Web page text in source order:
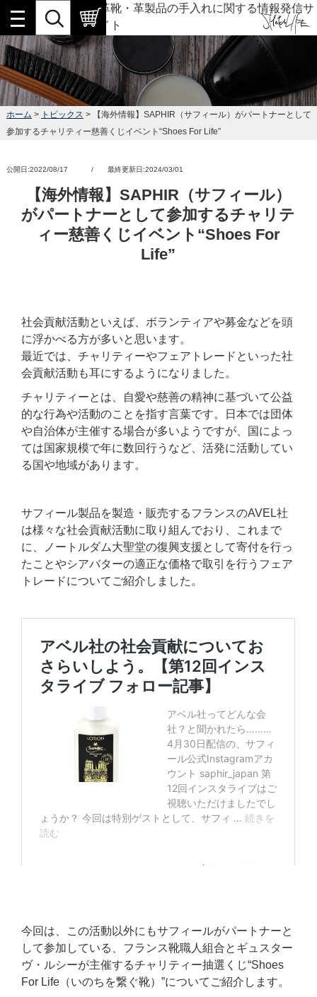
革靴・革製品の手入れに関する情報発信サ
イト
ホーム > トピックス > 【海外情報】SAPHIR（サフィール）がパートナーとして
参加するチャリティー慈善くじイベント“Shoes For Life”
公開日:2022/08/17 / 最終更新日:2024/03/01
【海外情報】SAPHIR（サフィール）
がパートナーとして参加するチャリテ
ィー慈善くじイベント“Shoes For
Life”
社会貢献活動といえば、ボランティアや募金などを頭
に浮かべる方が多いと思います。
最近では、チャリティーやフェアトレードといった社
会貢献活動も耳にするようになりました。
チャリティーとは、自愛や慈善の精神に基づいて公益
的な行為や活動のことを指す言葉です。日本では団体
や自治体が主催する場合が多いようですが、国によっ
ては国家規模で年に数回行うなど、活発に活動してい
る国や地域があります。
サフィール製品を製造・販売するフランスのAVEL社
は様々な社会貢献活動に取り組んでおり、これまで
に、ノートルダム大聖堂の復興支援として寄付を行っ
たことやシアバターの適正な価格で取引を行うフェア
トレードについてご紹介しました。
今回は、この活動以外にもサフィールがパートナーと
して参加している、フランス靴職人組合とギュスター
ヴ・ルシーが主催するチャリティー抽選くじ“Shoes
For Life（いのちを繋ぐ靴）”についてご紹介します。